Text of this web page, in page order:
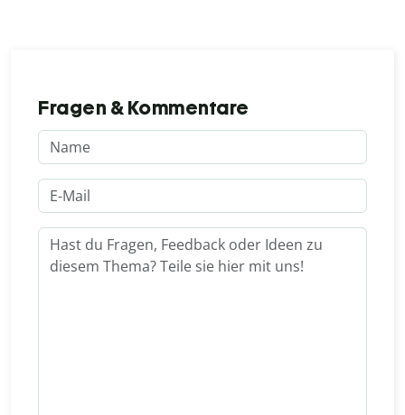
Fragen & Kommentare